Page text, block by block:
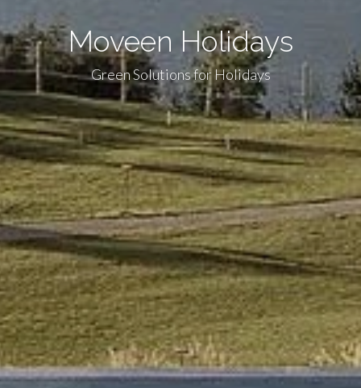
Moveen Holidays
Green Solutions for Holidays